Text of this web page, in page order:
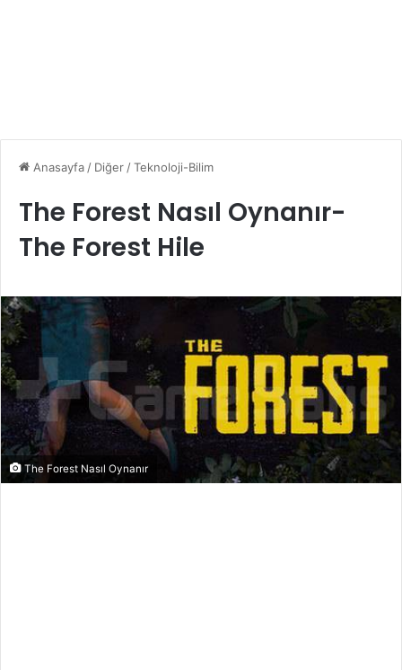
Anasayfa / Diğer /Teknoloji-Bilim
The Forest Nasıl Oynanır-
The Forest Hile
The Forest Nasıl Oynanır